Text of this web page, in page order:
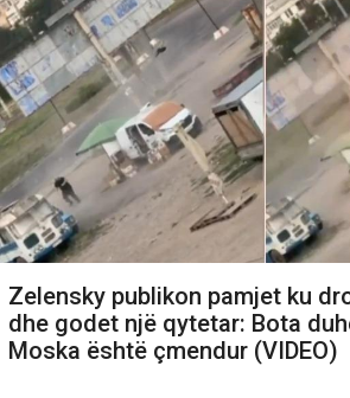
Zelensky publikon pamjet ku
dhe godet një qytetar: Bota
Moska është çmendur (VIDEO)